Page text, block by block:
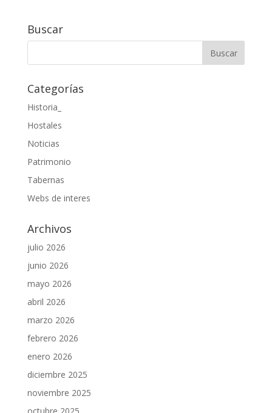
Buscar
Categorías
Historia_
Hostales
Noticias
Patrimonio
Tabernas
Webs de interes
Archivos
julio 2026
junio 2026
mayo 2026
abril 2026
marzo 2026
febrero 2026
enero 2026
diciembre 2025
noviembre 2025